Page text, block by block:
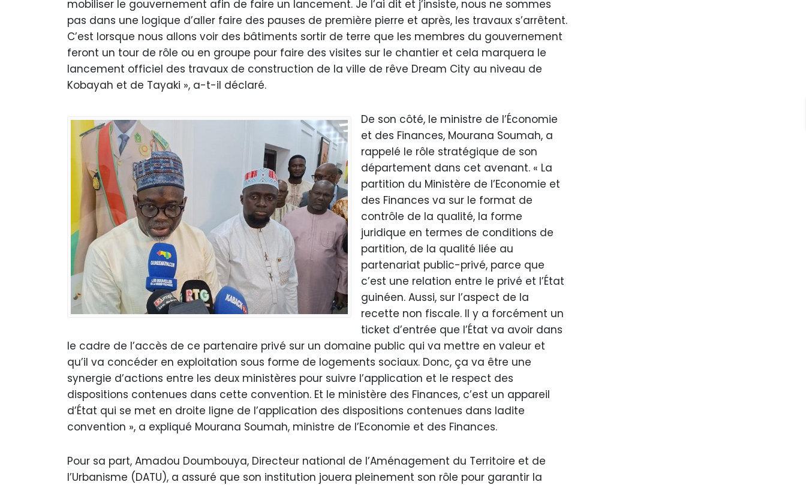
mobiliser le gouvernement afin de faire un lancement. Je l’ai dit et j’insiste, nous ne sommes
pas dans une logique d’aller faire des pauses de première pierre et après, les travaux s’arrêtent.
C’est lorsque nous allons voir des bâtiments sortir de terre que les membres du gouvernement
feront un tour de rôle ou en groupe pour faire des visites sur le chantier et cela marquera le
lancement officiel des travaux de construction de la ville de rêve Dream City au niveau de
Kobayah et de Tayaki », a-t-il déclaré.
De son côté, le ministre de l’Économie
et des Finances, Mourana Soumah, a
rappelé le rôle stratégique de son
département dans cet avenant. « La
partition du Ministère de l’Economie et
des Finances va sur le format de
contrôle de la qualité, la forme
juridique en termes de conditions de
partition, de la qualité liée au
partenariat public-privé, parce que
c’est une relation entre le privé et l’État
guinéen. Aussi, sur l’aspect de la
recette non fiscale. Il y a forcément un
ticket d’entrée que l’État va avoir dans
le cadre de l’accès de ce partenaire privé sur un domaine public qui va mettre en valeur et
qu’il va concéder en exploitation sous forme de logements sociaux. Donc, ça va être une
synergie d’actions entre les deux ministères pour suivre l’application et le respect des
dispositions contenues dans cette convention. Et le ministère des Finances, c’est un appareil
d’État qui se met en droite ligne de l’application des dispositions contenues dans ladite
convention », a expliqué Mourana Soumah, ministre de l’Economie et des Finances.
Pour sa part, Amadou Doumbouya, Directeur national de l’Aménagement du Territoire et de
l’Urbanisme (DATU), a assuré que son institution jouera pleinement son rôle pour garantir la